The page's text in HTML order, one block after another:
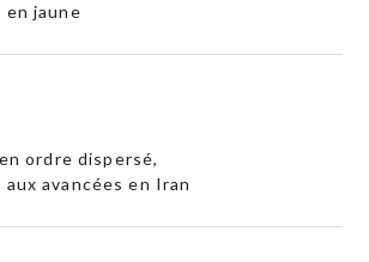
en jaune
ordre dispersé,
avancées en Iran